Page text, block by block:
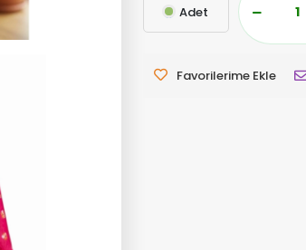
Adet
Favorilerime Ekle